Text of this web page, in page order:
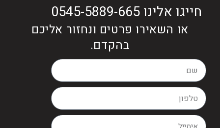
חייגו אלינו 0545-5889-665
או השאירו פרטים ונחזור אליכם
בהקדם.